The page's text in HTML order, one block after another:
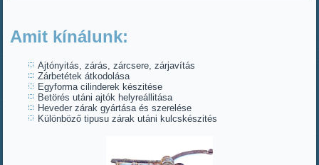
Amit kínálunk:
Ajtónyitás, zárás, zárcsere, zárjavítás
Zárbetétek átkodolása
Egyforma cilinderek készitése
Betörés utáni ajtók helyreállitása
Heveder zárak gyártása és szerelése
Különböző tipusu zárak utáni kulcskészités